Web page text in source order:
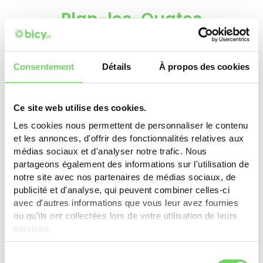
Consentement Détails À propos des cookies
Ce site web utilise des cookies.
Les cookies nous permettent de personnaliser le contenu
et les annonces, d'offrir des fonctionnalités relatives aux
médias sociaux et d'analyser notre trafic. Nous
partageons également des informations sur l'utilisation de
notre site avec nos partenaires de médias sociaux, de
publicité et d'analyse, qui peuvent combiner celles-ci
avec d'autres informations que vous leur avez fournies
ou qu'ils ont collectées lors de votre utilisation de leurs
services.
Plan-les-Ouates
VAE: 10% (min. CHF 1'000.-), max. CHF 300.-. Kit
électrique: 50%, max. CHF 200.-. Batterie: 10%, max.
CHF 150.-. Vélo sans assistance: 15% (min. CHF
300.-), max. CHF 200.-. Vélo-cargo: 5%, max. CHF
En savoir plus
Thônex
CHF 250.- (max. 50% de la valeur d'achat) pour
vélos, vélos électriques, vélos-cargos. Entreprises:
CHF 2'000.- pour vélo-cargo neuf/occasion (max.
50%).